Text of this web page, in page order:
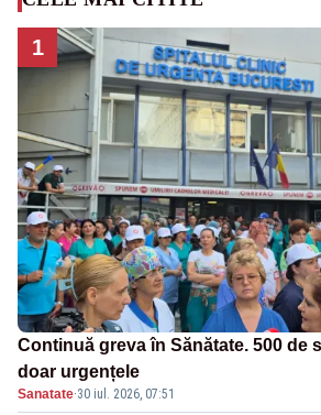
1
Continuă greva în Sănătate. 500 de
doar urgențele
Sanatate·30 iul. 2026, 07:51